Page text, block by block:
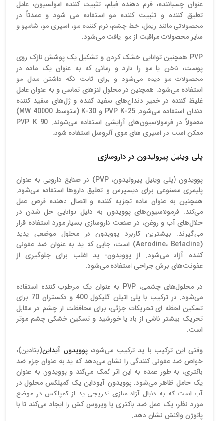
عنوان چسباننده، فرم دهنده فیلم، تثبیت کننده امولسیون، عامل
تعلیق کننده و تثبیت کننده مو استفاده می شود و عمدتاً در
محصولاتی مانند ریمل، خط چشم، نرم کننده مو، اسپری مو، شامپو و
سایر محصولات مراقبت از مو یافت می‌شود.
PVP همچنین توانایی خشک کردن و تشکیل یک پوشش نازک روی
پوست، ناخن یا مو را دارد و زمانی که به عنوان یک ماده در
محصولات مو دیده می‌شود و برای ثابت نگه داشتن مدل مو
استفاده می‌شود. همچنین در محلول لنزهای تماسی و به عنوان عامل
غلیظ کننده در خمیر دندان‌‌های سفید کننده و ژل‌های سفید کننده
دندان استفاده می‌شود. PVP K-25 و K-30 (متوسط ​​MW 40000)
معمولاً در فرمولاسیون‌های آرایشی استفاده می‌شوند. PVP K 90
ممکن است در اسپری های موی آئروسل استفاده شود.
پلی وینیل پیرولیدون در داروسازی
پوویدون (پلی وینیل پیرولیدون، PVP) در صنایع دارویی به عنوان
پلیمری مصنوعی برای دیسپرس و تعلیق داروها استفاده می‌شود.
همچنین به عنوان ماده تجزیه کننده و اتصال دهنده قرص عمل
می‌کند. فرمولاسیون‌های پوویدون به دلیل توانایی حل شدن در
حلال‌های آب و روغن، در صنعت داروسازی بسیار مورد استفاده قرار
می‌گیرند. بیشترین کاربرد پوویدون در محلول موضعی یدید
(Aerodine، Betadine) است، جایی که ید به عنوان ضد عفونی
کننده آزاد می‌شود. از پوویدون- ید اغلب برای جلوگیری از
عفونت‌های برش جراحی استفاده می‌شود.
در محلول‌های چشمی، PVP به عنوان یک مرطوب کننده استفاده
می‌شود. در ترکیب با پلی اتیلن گلیکول 400 و دکستران 70 برای
تسکین لحظه ای تحریکات جزئی، برای محافظت از چشم در مقابل
تحریک بیشتر ناشی از باد یا خورشید و تسکین خشکی چشم موثر
است.
وقتی این ترکیب با ید ترکیب می‌شود،پوویدون آیداین(بتادین)،
خواص ضد عفونی کنندگی را نشان می‌دهد که ید به عنوان جزء ضد
باکتری، به طور عمده به این اثر کمک می‌کند و پوویدون به عنوان
یک حامل ظاهر می‌شود. پوویدون آیوداین یک کمپلکس محلول در
آب است که به دنبال آزاد سازی تدریجی ید از کمپلکس در موضع
مورد نظر، یک عمل ضد باکتری یا ویروس کش را ایجاد می‌کند تا با
پاتوژن واکنش نشان دهد.